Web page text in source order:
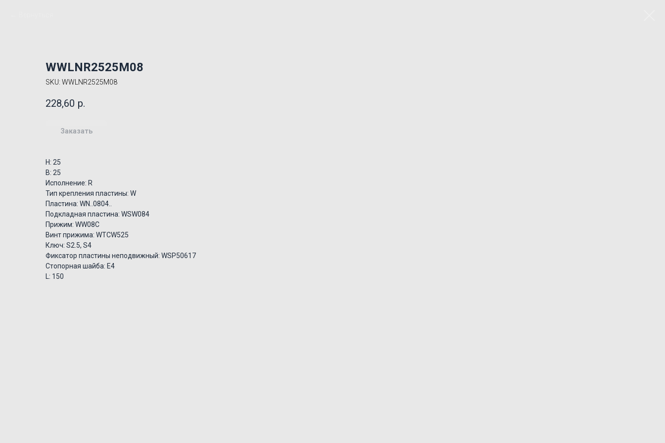
WWLNR2525M08
SKU: WWLNR2525M08
228,60 р.
Заказать
H: 25
B: 25
Исполнение: R
Тип крепления пластины: W
Пластина: WN..0804..
Подкладная пластина: WSW084
Прижим: WW08C
Винт прижима: WTCW525
Ключ: S2.5, S4
Фиксатор пластины неподвижный: WSP50617
Стопорная шайба: E4
L: 150